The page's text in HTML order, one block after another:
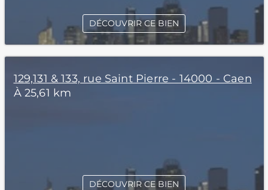
DÉCOUVRIR CE BIEN
129,131 & 133, rue Saint Pierre - 14000 - Caen
À 25,61 km
DÉCOUVRIR CE BIEN